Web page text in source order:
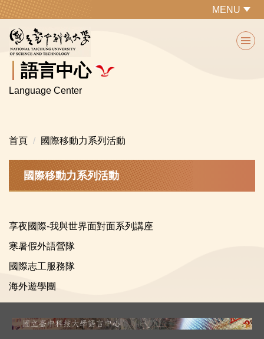
跳
主
要
容
區
語言中心
Language Center
MENU
首頁 國際移動力系列活動
國際移動力系列活動
享夜國際-我與世界面對面系列講座
寒暑假外語營隊
國際志工服務隊
海外遊學團